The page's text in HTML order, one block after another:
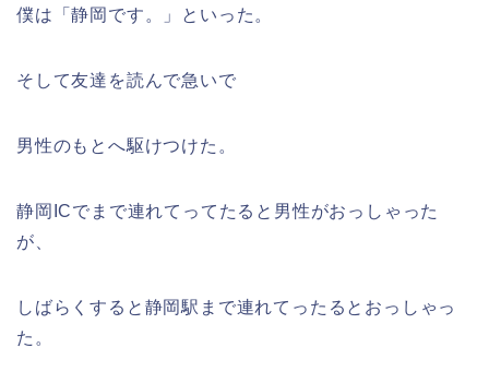
僕は「静岡です。」といった。
そして友達を読んで急いで
男性のもとへ駆けつけた。
静岡ICでまで連れてってたると男性がおっしゃった
が、
しばらくすると静岡駅まで連れてったるとおっしゃっ
た。